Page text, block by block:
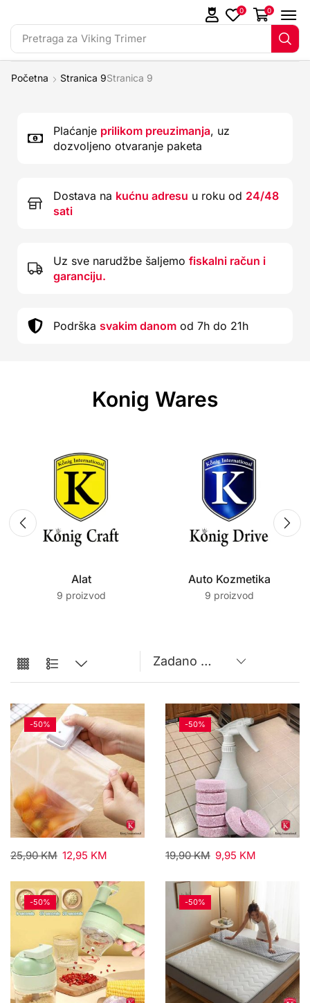
Pretraga za Viking Trimer
0 0
Početna Stranica 9Stranica 9
Plaćanje prilikom preuzimanja, uz
dozvoljeno otvaranje paketa
Dostava na kućnu adresu u roku od 24/48
sati
Uz sve narudžbe šaljemo fiskalni račun i
garanciju.
Podrška svakim danom od 7h do 21h
Konig Wares
Alat
9 proizvod
Auto Kozmetika
9 proizvod
-50%
25,90KM 12,95 KM
-50%
19,90KM 9,95 KM
-50% -50%